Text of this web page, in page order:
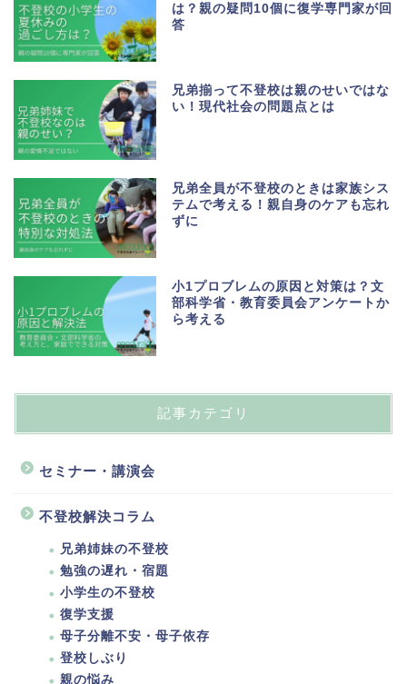
は？親の疑問10個に復学専門家が回
答
兄弟揃って不登校は親のせいではな
い！現代社会の問題点とは
兄弟全員が不登校のときは家族シス
テムで考える！親自身のケアも忘れ
ずに
小1プロブレムの原因と対策は？文
部科学省・教育委員会アンケートか
ら考える
記事カテゴリ
セミナー・講演会
不登校解決コラム
兄弟姉妹の不登校
勉強の遅れ・宿題
小学生の不登校
復学支援
母子分離不安・母子依存
登校しぶり
親の悩み